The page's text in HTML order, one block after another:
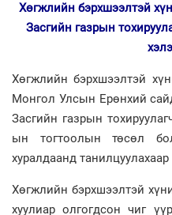
Хөгжлийн бэрхшээлтэй
Засгийн газрын
Хөгжлийн бэрхшээлтэй
Монгол Улсын Ерөнхий
Засгийн газрын
ын тогтоолын төсөл
хуралдаанд
Хөгжлийн бэрхшээлтэй
хуулиар олгогдсон чиг